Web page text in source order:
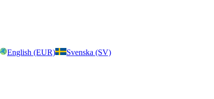
English (EUR) Svenska (SV)